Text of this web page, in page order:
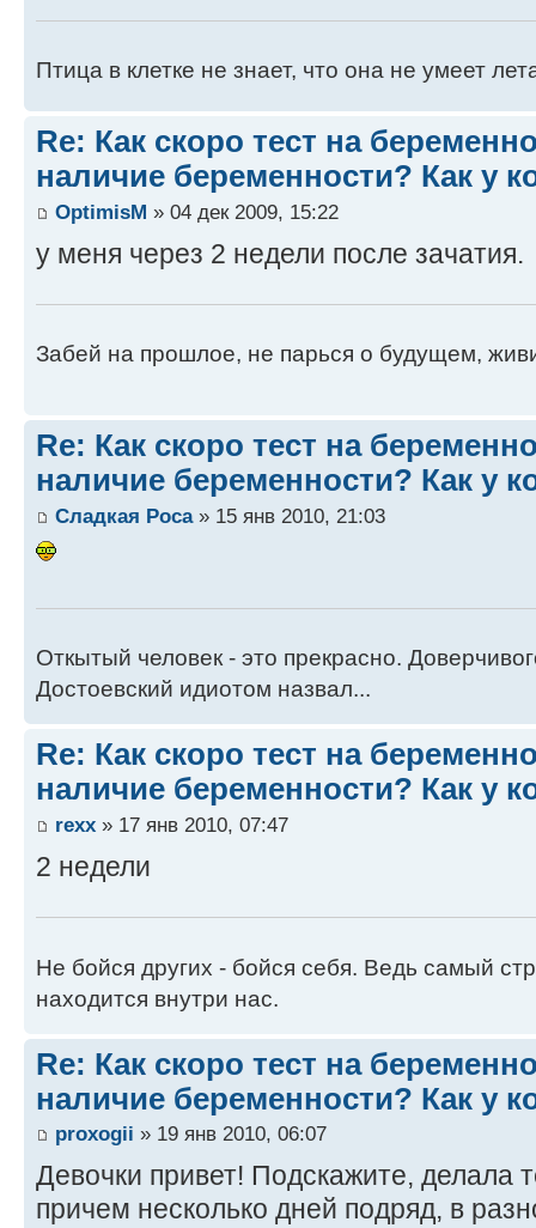
Птица в клетке не знает, что она не умеет
Re: Как скоро тест на
наличие беременности? Как у
OptimisM » 04 дек 2009, 15:22
у меня через 2 недели после зачатия.
Забей на прошлое, не парься о будущем,
Re: Как скоро тест на
наличие беременности? Как у
Сладкая Роса» 15 янв 2010, 21:03
Откытый человек - это прекрасно.
Достоевский идиотом назвал...
Re: Как скоро тест на
наличие беременности? Как у
rexx » 17 янв 2010, 07:47
2 недели
Не бойся других - бойся себя. Ведь самый
находится внутри нас.
Re: Как скоро тест на
наличие беременности? Как у
proxogii » 19 янв 2010, 06:07
Девочки привет! Подскажите, делала
причем несколько дней подряд, в